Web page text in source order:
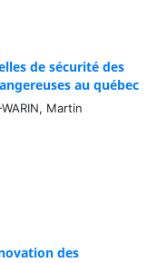
de sécurité des
au québec
Martin
des